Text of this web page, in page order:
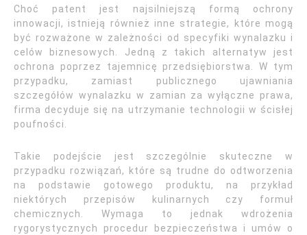
Choć patent jest najsilniejszą formą ochrony
innowacji, istnieją również inne strategie, które mogą
być rozważone w zależności od specyfiki wynalazku i
celów biznesowych. Jedną z takich alternatyw jest
ochrona poprzez tajemnicę przedsiębiorstwa. W tym
przypadku, zamiast publicznego ujawniania
szczegółów wynalazku w zamian za wyłączne prawa,
firma decyduje się na utrzymanie technologii w ścisłej
poufności.
Takie podejście jest szczególnie skuteczne w
przypadku rozwiązań, które są trudne do odtworzenia
na podstawie gotowego produktu, na przykład
niektórych przepisów kulinarnych czy formuł
chemicznych. Wymaga to jednak wdrożenia
rygorystycznych procedur bezpieczeństwa i umów o